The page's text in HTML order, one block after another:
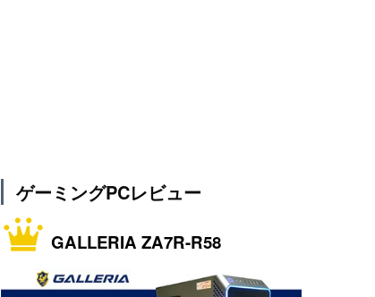
ゲーミングPCレビュー
GALLERIA ZA7R-R58